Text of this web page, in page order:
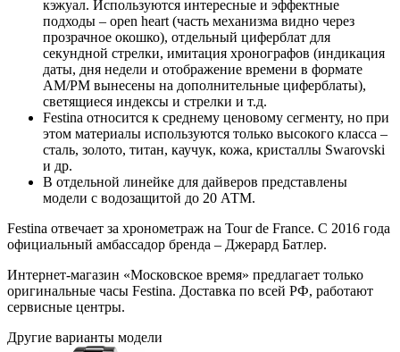
кэжуал. Используются интересные и эффектные
подходы – open heart (часть механизма видно через
прозрачное окошко), отдельный циферблат для
секундной стрелки, имитация хронографов (индикация
даты, дня недели и отображение времени в формате
AM/PM вынесены на дополнительные циферблаты),
светящиеся индексы и стрелки и т.д.
Festina относится к среднему ценовому сегменту, но при
этом материалы используются только высокого класса –
сталь, золото, титан, каучук, кожа, кристаллы Swarovski
и др.
В отдельной линейке для дайверов представлены
модели с водозащитой до 20 АТМ.
Festina отвечает за хронометраж на Tour de France. С 2016 года
официальный амбассадор бренда – Джерард Батлер.
Интернет-магазин «Московское время» предлагает только
оригинальные часы Festina. Доставка по всей РФ, работают
сервисные центры.
Другие варианты модели